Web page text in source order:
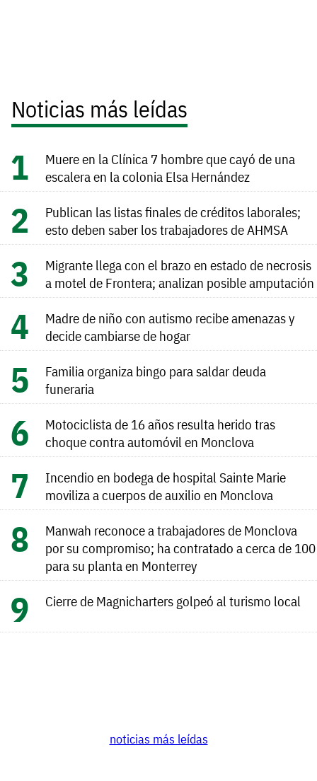
Noticias más leídas
Muere en la Clínica 7 hombre que cayó de una
escalera en la colonia Elsa Hernández
Publican las listas finales de créditos laborales;
esto deben saber los trabajadores de AHMSA
Migrante llega con el brazo en estado de necrosis
a motel de Frontera; analizan posible amputación
Madre de niño con autismo recibe amenazas y
decide cambiarse de hogar
Familia organiza bingo para saldar deuda
funeraria
Motociclista de 16 años resulta herido tras
choque contra automóvil en Monclova
Incendio en bodega de hospital Sainte Marie
moviliza a cuerpos de auxilio en Monclova
Manwah reconoce a trabajadores de Monclova
por su compromiso; ha contratado a cerca de 100
para su planta en Monterrey
Cierre de Magnicharters golpeó al turismo local
noticias más leídas